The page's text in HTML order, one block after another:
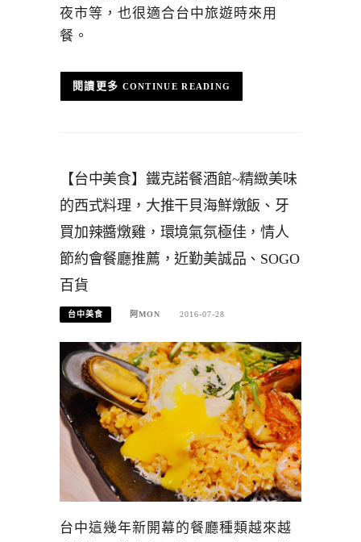
夜市等，也很適合台中旅遊時來用
餐。
CONTINUE READING
【台中美食】鐵克諾餐酒館~精緻美味
的西式料理，大推干貝海鮮燉飯、牙
買加辣醬燉雞，環境氣氛極佳，情人
節約會餐廳推薦，近勤美誠品、SOGO
百貨
台中美食 阿MON 2016-07-28
台中這幾年新開幕的餐廳種類越來越